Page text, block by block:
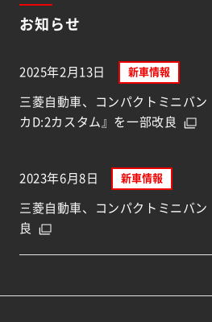
お知らせ
2025年2月13日 新車情報
三菱自動車、コンパクトミニバン
カD:2カスタム』を一部改良
2023年6月8日 新車情報
三菱自動車、コンパクトミニバ
良